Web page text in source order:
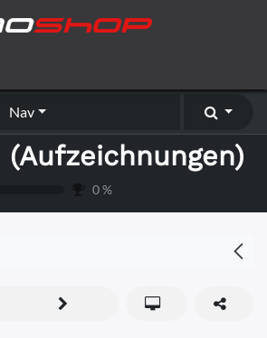
Nav
(Aufzeichnungen)
0%